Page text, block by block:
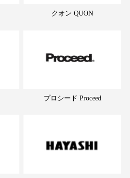
クオン QUON
プロシード Proceed